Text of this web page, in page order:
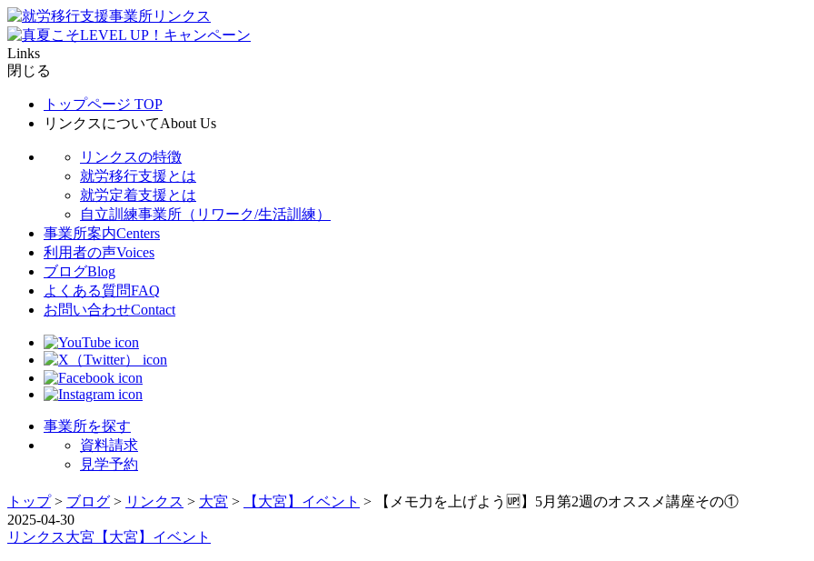
Links
閉じる
トップページ TOP
リンクスについてAbout Us
リンクスの特徴
就労移行支援とは
就労定着支援とは
自立訓練事業所（リワーク/生活訓練）
事業所案内Centers
利用者の声Voices
ブログBlog
よくある質問FAQ
お問い合わせContact
事業所を探す
資料請求
見学予約
トップ> ブログ > リンクス > 大宮 > 【大宮】イベント >
【メモ力を上げよう🆙】5月第2週のオススメ講座その①
2025-04-30
リンクス大宮 【大宮】イベント